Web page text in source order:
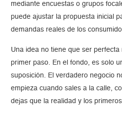
mediante encuestas o grupos
puede ajustar la propuesta inicial
demandas reales de los
Una idea no tiene que ser perfecta
primer paso. En el fondo, es solo
suposición. El verdadero negocio
empieza cuando sales a la calle,
dejas que la realidad y los